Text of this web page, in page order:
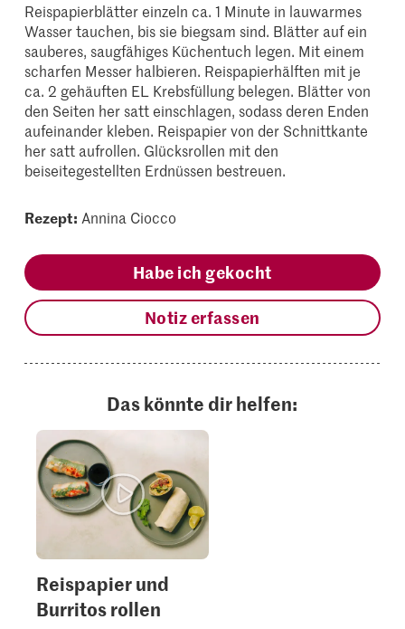
Reispapierblätter einzeln ca. 1 Minute in lauwarmes
Wasser tauchen, bis sie biegsam sind. Blätter auf ein
sauberes, saugfähiges Küchentuch legen. Mit einem
scharfen Messer halbieren. Reispapierhälften mit je
ca. 2 gehäuften EL Krebsfüllung belegen. Blätter von
den Seiten her satt einschlagen, sodass deren Enden
aufeinander kleben. Reispapier von der Schnittkante
her satt aufrollen. Glücksrollen mit den
beiseitegestellten Erdnüssen bestreuen.
Rezept: Annina Ciocco
Habe ich gekocht
Notiz erfassen
Das könnte dir helfen:
Reispapier und
Burritos rollen